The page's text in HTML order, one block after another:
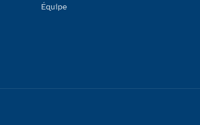
Équipe